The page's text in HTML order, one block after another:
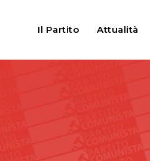
Il Partito Attualità